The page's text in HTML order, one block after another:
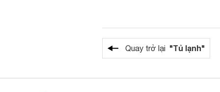
Quay trở lại "Tủ lạnh"